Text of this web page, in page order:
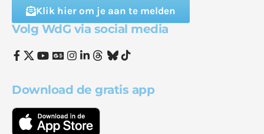
Klik hier om je aan te melden
Volg WdG via social media
Download de gratis app